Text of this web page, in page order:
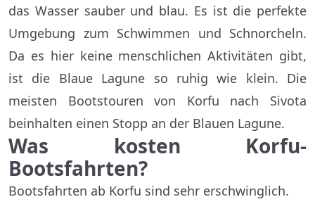
das Wasser sauber und blau. Es ist die perfekte
Umgebung zum Schwimmen und Schnorcheln.
Da es hier keine menschlichen Aktivitäten gibt,
ist die Blaue Lagune so ruhig wie klein. Die
meisten Bootstouren von Korfu nach Sivota
beinhalten einen Stopp an der Blauen Lagune.
Was kosten Korfu-
Bootsfahrten?
Bootsfahrten ab Korfu sind sehr erschwinglich.